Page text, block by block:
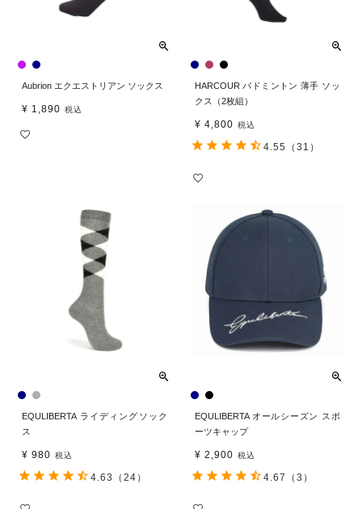
Aubrion エクエストリアン ソックス
¥ 1,890 税込
HARCOUR バドミントン 薄手 ソッ
クス（2枚組）
¥ 4,800 税込
4.55 （31）
EQULIBERTA ライディングソック
ス
¥ 980 税込
4.63 （24）
EQULIBERTA オールシーズン スポ
ーツキャップ
¥ 2,900 税込
4.67 （3）